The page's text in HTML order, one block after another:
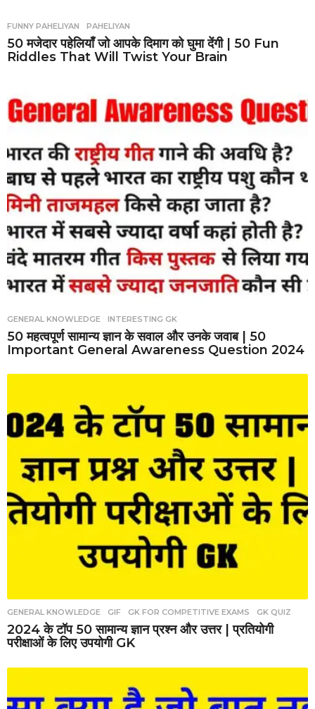
FUNNY PAHELIYAN ,PAHELIYAN
50 मजेदार पहेलियाँ जो आपके दिमाग को घुमा देंगी | 50 Fun
Riddles That Will Twist Your Brain
GENERAL KNOWLEDGE ,INTERESTING GK
50 महत्वपूर्ण सामान्य ज्ञान के सवाल और उनके जवाब | 50
Important General Awareness Question 2024
GENERAL KNOWLEDGE ,GIF ,GK FOR COMPETITIVE EXAMS ,GK QUIZ
2024 के टॉप 50 सामान्य ज्ञान प्रश्न और उत्तर | प्रतियोगी
परीक्षाओं के लिए उपयोगी GK